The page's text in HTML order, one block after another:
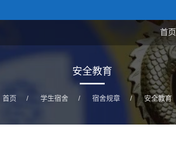
首页
安全教育
首页 / 学生宿舍 / 宿舍规章 / 安全教育